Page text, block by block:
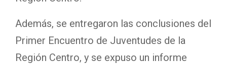
Además, se entregaron las conclusiones del
Primer Encuentro de Juventudes de la
Región Centro, y se expuso un informe